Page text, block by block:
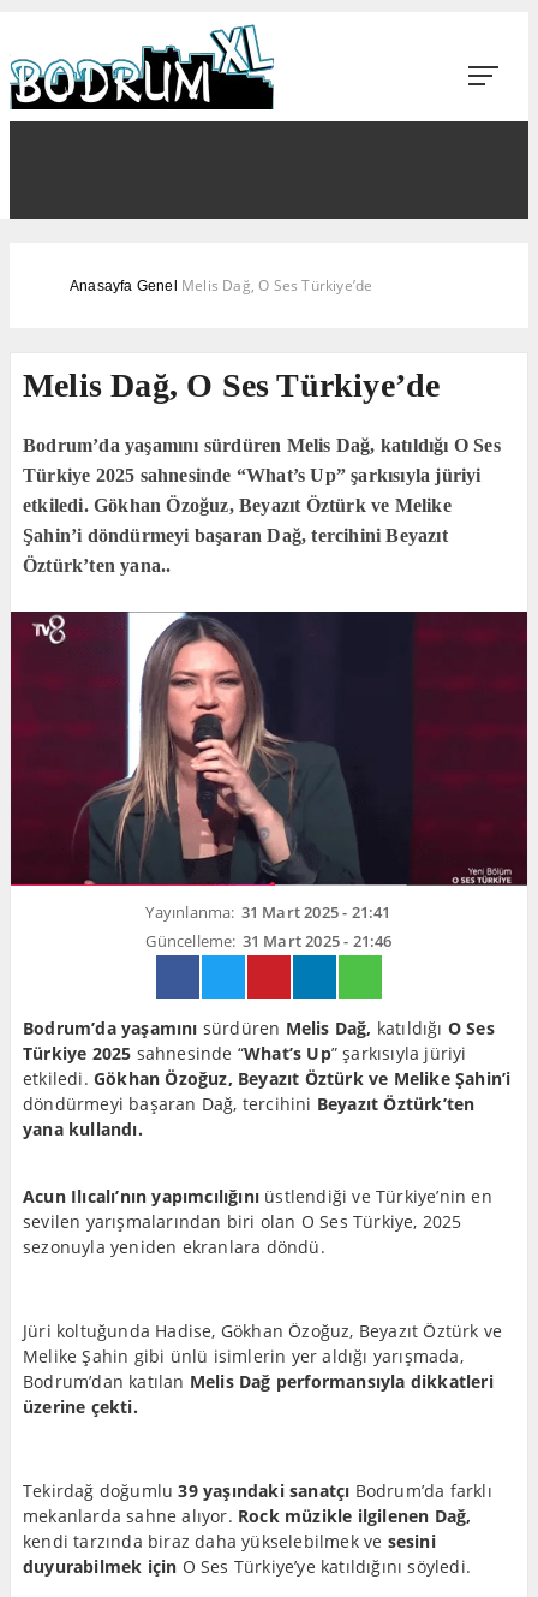
Anasayfa Genel Melis Dağ, O Ses Türkiye’de
Melis Dağ, O Ses Türkiye’de
Bodrum’da yaşamını sürdüren Melis Dağ, katıldığı O Ses
Türkiye 2025 sahnesinde “What’s Up” şarkısıyla jüriyi
etkiledi. Gökhan Özoğuz, Beyazıt Öztürk ve Melike
Şahin’i döndürmeyi başaran Dağ, tercihini Beyazıt
Öztürk’ten yana..
Yayınlanma: 31 Mart 2025 - 21:41
Güncelleme: 31 Mart 2025 - 21:46
Bodrum’da yaşamını sürdüren Melis Dağ, katıldığı O Ses
Türkiye 2025 sahnesinde “What’s Up” şarkısıyla jüriyi
etkiledi.Gökhan Özoğuz, Beyazıt Öztürk ve Melike Şahin’i
döndürmeyi başaran Dağ, tercihini Beyazıt Öztürk’ten
yana kullandı.
Acun Ilıcalı’nın yapımcılığını üstlendiği ve Türkiye’nin en
sevilen yarışmalarından biri olan O Ses Türkiye, 2025
sezonuyla yeniden ekranlara döndü.
Jüri koltuğunda Hadise, Gökhan Özoğuz, Beyazıt Öztürk ve
Melike Şahin gibi ünlü isimlerin yer aldığı yarışmada,
Bodrum’dan katılan Melis Dağ performansıyla dikkatleri
üzerine çekti.
Tekirdağ doğumlu 39 yaşındaki sanatçı Bodrum’da farklı
mekanlarda sahne alıyor. Rock müzikle ilgilenen Dağ,
kendi tarzında biraz daha yükselebilmek ve sesini
duyurabilmek için O Ses Türkiye’ye katıldığını söyledi.